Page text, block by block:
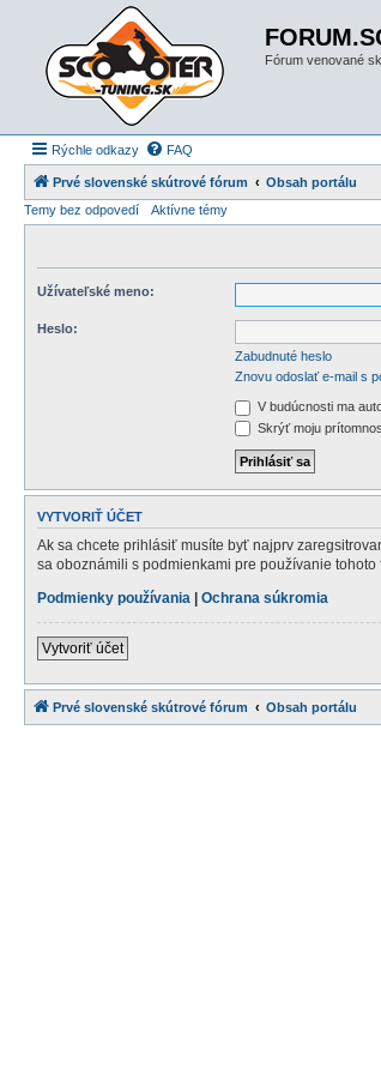
Fórum venované
Rýchle odkazy FAQ
Prvé slovenské skútrové fórum
Obsah portálu
Temy bez odpovedí
Aktívne témy
Užívateľské meno:
Heslo:
Zabudnuté heslo
Znovu odoslať e-mail s
V budúcnosti ma
Skrýť moju
VYTVORIŤ ÚČET
Ak sa chcete prihlásiť musíte byť najprv
sa oboznámili s podmienkami pre používanie
Podmienky používania | Ochrana súkromia
Vytvoriť účet
Prvé slovenské skútrové fórum Obsah portálu